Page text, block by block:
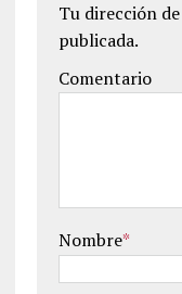
Tu dirección
publicada.
Comentario
Nombre*